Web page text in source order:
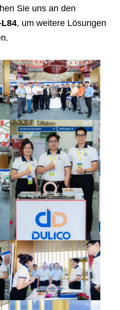
Sie uns an den
, um weitere Lösungen